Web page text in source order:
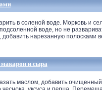
в соленой воде. Морковь и
подсоленной воде, но не
нарезанную полосками
макарон и сыра
маслом, добавить очищенный